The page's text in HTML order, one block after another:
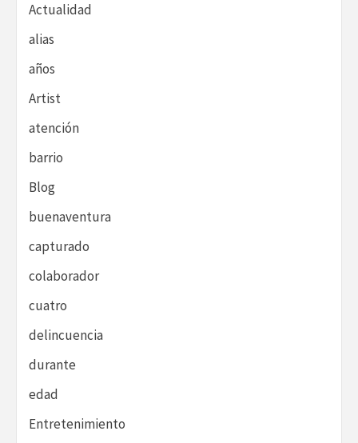
Actualidad
alias
años
Artist
atención
barrio
Blog
buenaventura
capturado
colaborador
cuatro
delincuencia
durante
edad
Entretenimiento